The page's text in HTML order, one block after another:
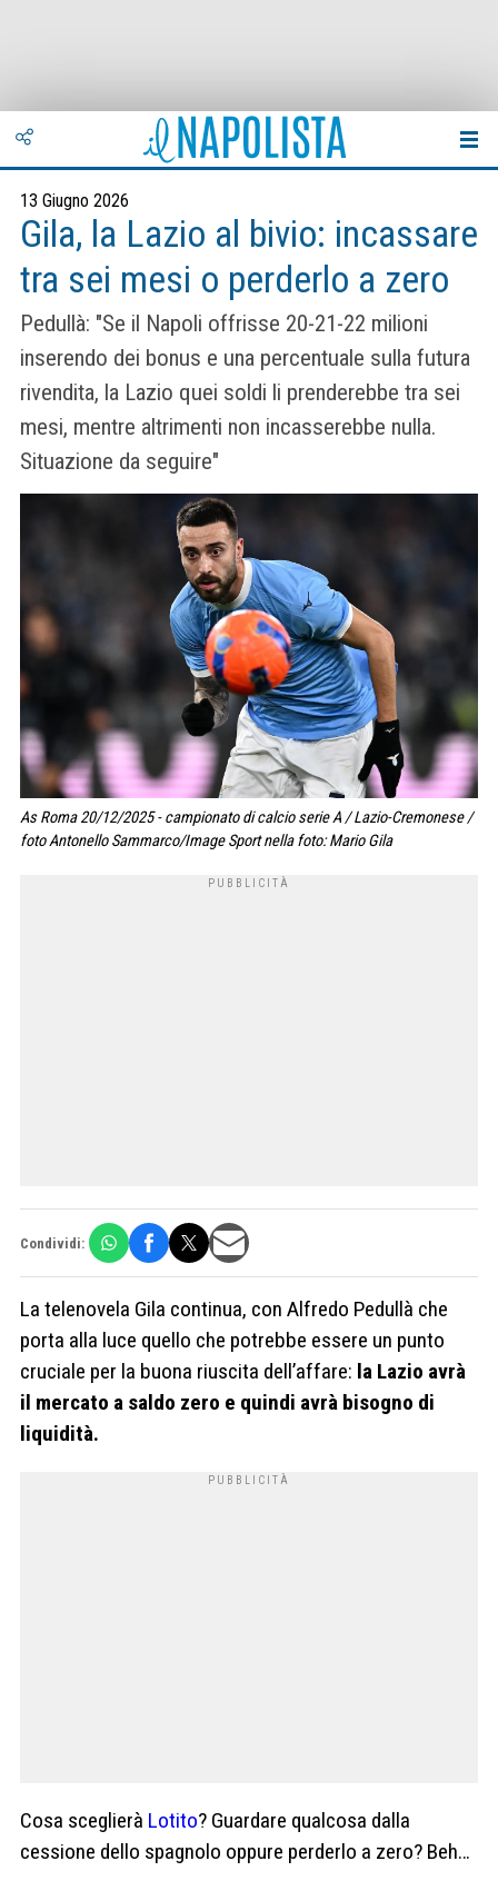
13 Giugno 2026
Gila, la Lazio al bivio: incassare
tra sei mesi o perderlo a zero
Pedullà: "Se il Napoli offrisse 20-21-22 milioni
inserendo dei bonus e una percentuale sulla futura
rivendita, la Lazio quei soldi li prenderebbe tra sei
mesi, mentre altrimenti non incasserebbe nulla.
Situazione da seguire"
As Roma 20/12/2025 - campionato di calcio serie A / Lazio-Cremonese /
foto Antonello Sammarco/Image Sport nella foto: Mario Gila
Condividi:
La telenovela Gila continua, con Alfredo Pedullà che
porta alla luce quello che potrebbe essere un punto
cruciale per la buona riuscita dell’affare: la Lazio avrà
il mercato a saldo zero e quindi avrà bisogno di
liquidità.
Cosa sceglierà Lotito? Guardare qualcosa dalla
cessione dello spagnolo oppure perderlo a zero? Beh…